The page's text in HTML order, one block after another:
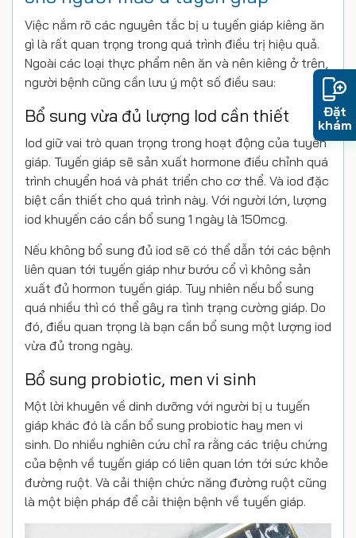
Việc nắm rõ các nguyên tắc bị u tuyến giáp kiêng ăn
gì là rất quan trọng trong quá trình điều trị hiệu quả.
Ngoài các loại thực phẩm nên ăn và nên kiêng ở trên,
người bệnh cũng cần lưu ý một số điều sau:
Bổ sung vừa đủ lượng Iod cần thiết
Iod giữ vai trò quan trọng trong hoạt động của tuyến
giáp. Tuyến giáp sẽ sản xuất hormone điều chỉnh quá
trình chuyển hoá và phát triển cho cơ thể. Và iod đặc
biệt cần thiết cho quá trình này. Với người lớn, lượng
iod khuyến cáo cần bổ sung 1 ngày là 150mcg.
Nếu không bổ sung đủ iod sẽ có thể dẫn tới các bệnh
liên quan tới tuyến giáp như bướu cổ vì không sản
xuất đủ hormon tuyến giáp. Tuy nhiên nếu bổ sung
quá nhiều thì có thể gây ra tình trạng cường giáp. Do
đó, điều quan trọng là bạn cần bổ sung một lượng iod
vừa đủ trong ngày.
Bổ sung probiotic, men vi sinh
Một lời khuyên về dinh dưỡng với người bị u tuyến
giáp khác đó là cần bổ sung probiotic hay men vi
sinh. Do nhiều nghiên cứu chỉ ra rằng các triệu chứng
của bệnh về tuyến giáp có liên quan lớn tới sức khỏe
đường ruột. Và cải thiện chức năng đường ruột cũng
là một biện pháp để cải thiện bệnh về tuyến giáp.
Đặt
khám